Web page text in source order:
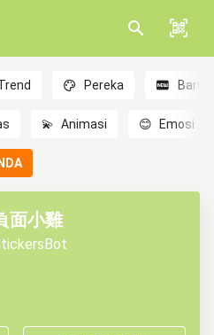
Pereka Baru
💫 Animasi 😊 Emosi
面小雞